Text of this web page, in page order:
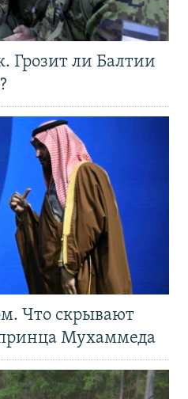
Грозит ли Балтии
Что скрывают
Мухаммеда